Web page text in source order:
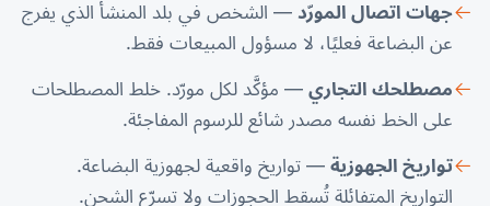
جهات اتصال المورّد — الشخص في بلد المنشأ الذي يفرج
عن البضاعة فعليًا، لا مسؤول المبيعات فقط.
مصطلحك التجاري — مؤكَّد لكل مورّد. خلط المصطلحات
على الخط نفسه مصدر شائع للرسوم المفاجئة.
تواريخ الجهوزية — تواريخ واقعية لجهوزية البضاعة.
التواريخ المتفائلة تُسقط الحجوزات ولا تسرّع الشحن.